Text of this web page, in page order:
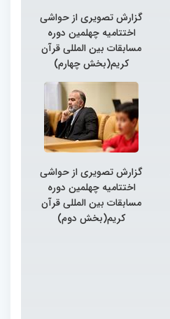
گزارش تصویری از حواشی
اختتامیه چهلمین دوره
مسابقات بین المللی قرآن
کریم(بخش چهارم)
گزارش تصویری از حواشی
اختتامیه چهلمین دوره
مسابقات بین المللی قرآن
کریم(بخش دوم)